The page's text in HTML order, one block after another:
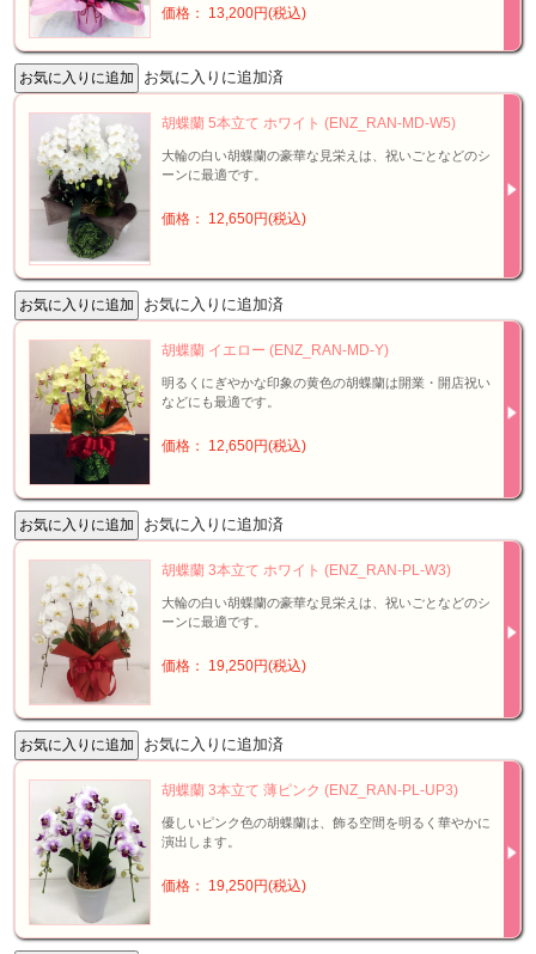
価格： 13,200円(税込)
お気に入りに追加済
胡蝶蘭 5本立て ホワイト (ENZ_RAN-MD-W5)
大輪の白い胡蝶蘭の豪華な見栄えは、祝いごとなどのシ
ーンに最適です。
価格： 12,650円(税込)
お気に入りに追加済
胡蝶蘭 イエロー (ENZ_RAN-MD-Y)
明るくにぎやかな印象の黄色の胡蝶蘭は開業・開店祝い
などにも最適です。
価格： 12,650円(税込)
お気に入りに追加済
胡蝶蘭 3本立て ホワイト (ENZ_RAN-PL-W3)
大輪の白い胡蝶蘭の豪華な見栄えは、祝いごとなどのシ
ーンに最適です。
価格： 19,250円(税込)
お気に入りに追加済
胡蝶蘭 3本立て 薄ピンク (ENZ_RAN-PL-UP3)
優しいピンク色の胡蝶蘭は、飾る空間を明るく華やかに
演出します。
価格： 19,250円(税込)